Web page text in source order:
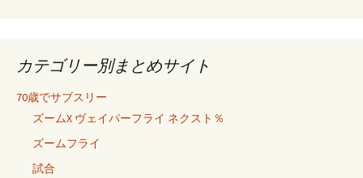
カテゴリー別まとめサイト
70歳でサブスリー
ズームX ヴェイパーフライ ネクスト％
ズームフライ
試合